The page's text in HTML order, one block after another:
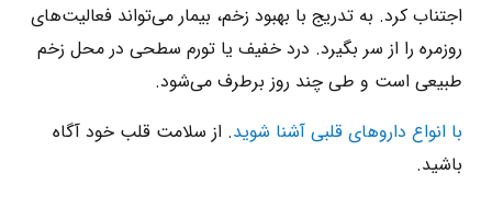
اجتناب کرد. به‌ تدریج با بهبود زخم، بیمار می‌تواند فعالیت‌های
روزمره را از سر بگیرد. درد خفیف یا تورم سطحی در محل زخم
طبیعی است و طی چند روز برطرف می‌شود.
با انواع داروهای قلبی آشنا شوید. از سلامت قلب خود آگاه
باشید.